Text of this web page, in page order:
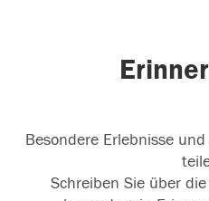
Besondere Erlebnisse
Schreiben Sie über